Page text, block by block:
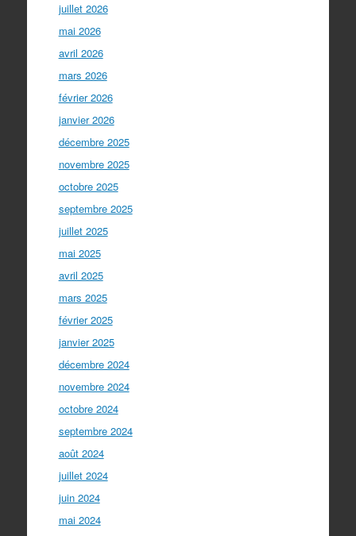
juillet 2026
mai 2026
avril 2026
mars 2026
février 2026
janvier 2026
décembre 2025
novembre 2025
octobre 2025
septembre 2025
juillet 2025
mai 2025
avril 2025
mars 2025
février 2025
janvier 2025
décembre 2024
novembre 2024
octobre 2024
septembre 2024
août 2024
juillet 2024
juin 2024
mai 2024